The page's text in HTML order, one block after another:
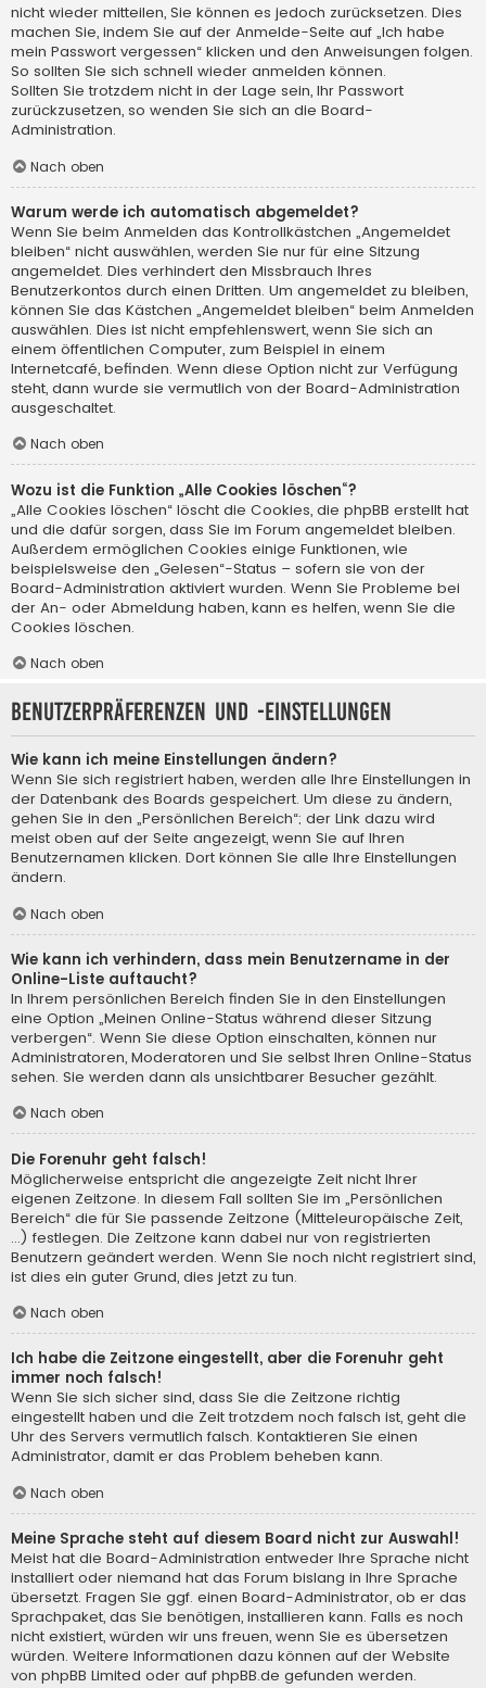
nicht wieder mitteilen, Sie können es jedoch zurücksetzen. Dies
machen Sie, indem Sie auf der Anmelde-Seite auf „Ich habe
mein Passwort vergessen“ klicken und den Anweisungen folgen.
So sollten Sie sich schnell wieder anmelden können.
Sollten Sie trotzdem nicht in der Lage sein, Ihr Passwort
zurückzusetzen, so wenden Sie sich an die Board-
Administration.
Nach oben
Warum werde ich automatisch abgemeldet?
Wenn Sie beim Anmelden das Kontrollkästchen „Angemeldet
bleiben“ nicht auswählen, werden Sie nur für eine Sitzung
angemeldet. Dies verhindert den Missbrauch Ihres
Benutzerkontos durch einen Dritten. Um angemeldet zu bleiben,
können Sie das Kästchen „Angemeldet bleiben“ beim Anmelden
auswählen. Dies ist nicht empfehlenswert, wenn Sie sich an
einem öffentlichen Computer, zum Beispiel in einem
Internetcafé, befinden. Wenn diese Option nicht zur Verfügung
steht, dann wurde sie vermutlich von der Board-Administration
ausgeschaltet.
Nach oben
Wozu ist die Funktion „Alle Cookies löschen“?
„Alle Cookies löschen“ löscht die Cookies, die phpBB erstellt hat
und die dafür sorgen, dass Sie im Forum angemeldet bleiben.
Außerdem ermöglichen Cookies einige Funktionen, wie
beispielsweise den „Gelesen“-Status – sofern sie von der
Board-Administration aktiviert wurden. Wenn Sie Probleme bei
der An- oder Abmeldung haben, kann es helfen, wenn Sie die
Cookies löschen.
Nach oben
Benutzerpräferenzen und -einstellungen
Wie kann ich meine Einstellungen ändern?
Wenn Sie sich registriert haben, werden alle Ihre Einstellungen in
der Datenbank des Boards gespeichert. Um diese zu ändern,
gehen Sie in den „Persönlichen Bereich“; der Link dazu wird
meist oben auf der Seite angezeigt, wenn Sie auf Ihren
Benutzernamen klicken. Dort können Sie alle Ihre Einstellungen
ändern.
Nach oben
Wie kann ich verhindern, dass mein Benutzername in der
Online-Liste auftaucht?
In Ihrem persönlichen Bereich finden Sie in den Einstellungen
eine Option „Meinen Online-Status während dieser Sitzung
verbergen“. Wenn Sie diese Option einschalten, können nur
Administratoren, Moderatoren und Sie selbst Ihren Online-Status
sehen. Sie werden dann als unsichtbarer Besucher gezählt.
Nach oben
Die Forenuhr geht falsch!
Möglicherweise entspricht die angezeigte Zeit nicht Ihrer
eigenen Zeitzone. In diesem Fall sollten Sie im „Persönlichen
Bereich“ die für Sie passende Zeitzone (Mitteleuropäische Zeit,
...) festlegen. Die Zeitzone kann dabei nur von registrierten
Benutzern geändert werden. Wenn Sie noch nicht registriert sind,
ist dies ein guter Grund, dies jetzt zu tun.
Nach oben
Ich habe die Zeitzone eingestellt, aber die Forenuhr geht
immer noch falsch!
Wenn Sie sich sicher sind, dass Sie die Zeitzone richtig
eingestellt haben und die Zeit trotzdem noch falsch ist, geht die
Uhr des Servers vermutlich falsch. Kontaktieren Sie einen
Administrator, damit er das Problem beheben kann.
Nach oben
Meine Sprache steht auf diesem Board nicht zur Auswahl!
Meist hat die Board-Administration entweder Ihre Sprache nicht
installiert oder niemand hat das Forum bislang in Ihre Sprache
übersetzt. Fragen Sie ggf. einen Board-Administrator, ob er das
Sprachpaket, das Sie benötigen, installieren kann. Falls es noch
nicht existiert, würden wir uns freuen, wenn Sie es übersetzen
würden. Weitere Informationen dazu können auf der Website
von phpBB Limited oder auf phpBB.de gefunden werden.